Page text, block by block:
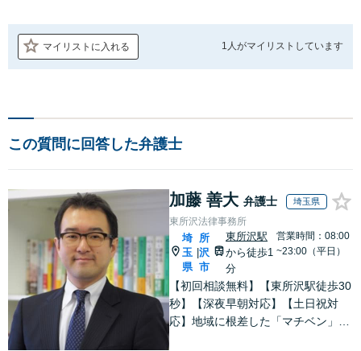
マイリストに入れる 1人がマイリストしています
この質問に回答した弁護士
加藤 善大 弁護士 埼玉県
東所沢法律事務所
埼
玉
県
所
沢
市
東所沢駅
から徒歩1
分
営業時間：08:00
~23:00（平日）
【初回相談無料】【東所沢駅徒歩30
秒】【深夜早朝対応】【土日祝対
応】地域に根差した「マチベン」と